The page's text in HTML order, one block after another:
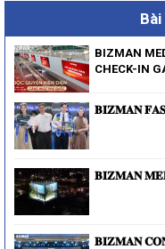
BIZMAN
CHECK-IN
𝐁𝐈𝐙𝐌𝐀𝐍
𝐁𝐈𝐙𝐌𝐀𝐍
𝐁𝐈𝐙𝐌𝐀𝐍